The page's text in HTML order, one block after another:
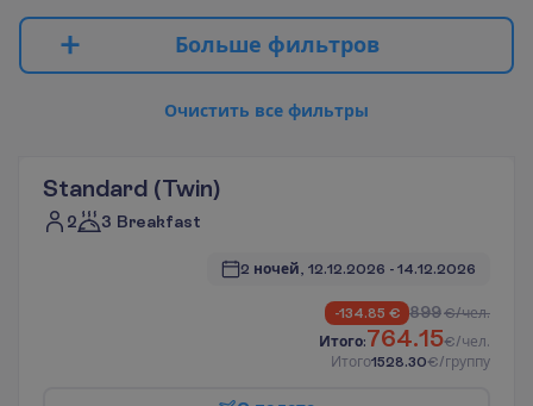
Больше фильтров
Очистить все фильтры
Standard (Twin)
2 3 Breakfast
2 ночей, 12.12.2026 - 14.12.2026
-134.85 € 899€/чел.
И того:764.15€/чел.
Итого1528.30€/группу